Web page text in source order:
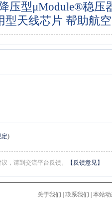
压型μModule®稳压
型天线芯片 帮助航
相控阵雷达设计
定)
，请到交流平台反馈。 【反馈意见】
关于我们 联系我们 本站